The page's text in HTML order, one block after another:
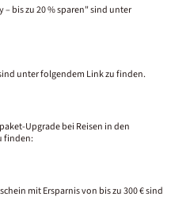
bis zu 20 % sparen" sind unter
unter folgendem Link zu finden.
Upgrade bei Reisen in den
finden:
mit Ersparnis von bis zu 300 € sind